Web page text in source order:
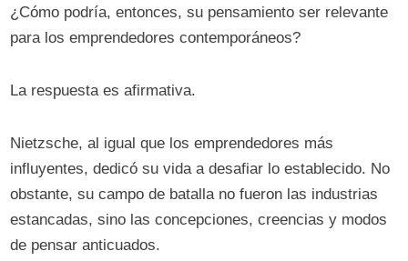
¿Cómo podría, entonces, su pensamiento ser relevante
para los emprendedores contemporáneos?
La respuesta es afirmativa.
Nietzsche, al igual que los emprendedores más
influyentes, dedicó su vida a desafiar lo establecido. No
obstante, su campo de batalla no fueron las industrias
estancadas, sino las concepciones, creencias y modos
de pensar anticuados.